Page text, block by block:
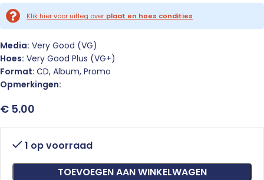
Klik hier voor uitleg over plaat en hoes condities
Media: Very Good (VG)
Hoes: Very Good Plus (VG+)
Format: CD, Album, Promo
Opmerkingen:
€ 5.00
1 op voorraad
TOEVOEGEN AAN WINKELWAGEN